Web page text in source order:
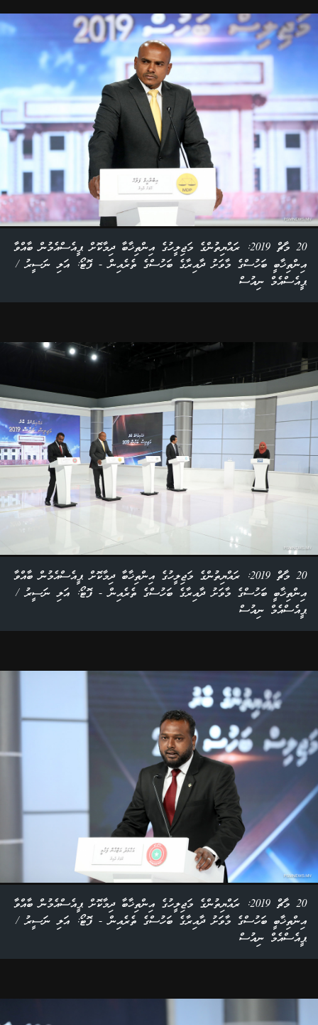
20 މާޗް 2019: ރައްޔިތުންގެ މަޖިލީހުގެ އިންތިޚާބާ ދިމާކޮށް ޕީއެސްއެމުން ބާއްވާ
އިންތިޚާބީ ބަހުސްގެ މާވަށު ދާއިރާގެ ބަހުސްގެ ތެރެއިން - ފޮޓޯ: އަލި ނަސީރު /
ޕީއެސްއެމް ނިއުސް
20 މާޗް 2019: ރައްޔިތުންގެ މަޖިލީހުގެ އިންތިޚާބާ ދިމާކޮށް ޕީއެސްއެމުން ބާއްވާ
އިންތިޚާބީ ބަހުސްގެ މާވަށު ދާއިރާގެ ބަހުސްގެ ތެރެއިން - ފޮޓޯ: އަލި ނަސީރު /
ޕީއެސްއެމް ނިއުސް
20 މާޗް 2019: ރައްޔިތުންގެ މަޖިލީހުގެ އިންތިޚާބާ ދިމާކޮށް ޕީއެސްއެމުން ބާއްވާ
އިންތިޚާބީ ބަހުސްގެ މާވަށު ދާއިރާގެ ބަހުސްގެ ތެރެއިން - ފޮޓޯ: އަލި ނަސީރު /
ޕީއެސްއެމް ނިއުސް